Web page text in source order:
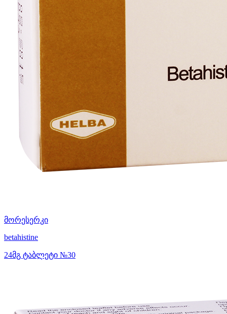
მორესერკი
betahistine
24მგ ტაბლეტი №30